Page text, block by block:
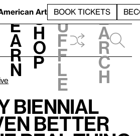
Art BOOK TICKETS
L
e
a
r
n
S
h
o
p
h
u
f
f
l
e
e
a
r
c
h
Biennial
Better